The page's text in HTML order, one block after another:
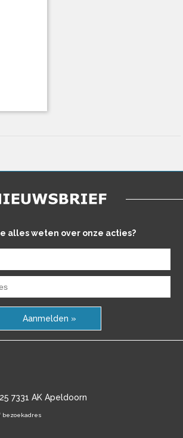
alles weten over onze acties?
Aanmelden »
7331 AK Apeldoorn
bezoekadres